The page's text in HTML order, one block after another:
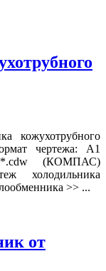
кожухотрубного
чертежа: А1
(КОМПАС)
холодильника
>> ...
от